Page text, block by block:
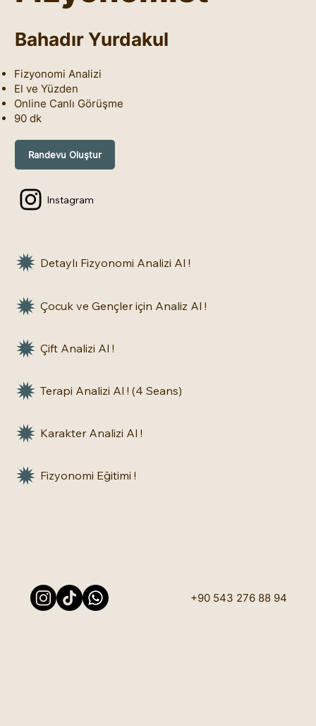
Bahadır Yurdakul
Fizyonomi Analizi
El ve Yüzden
Online Canlı Görüşme
90 dk
Randevu Oluştur
Instagram
Detaylı Fizyonomi Analizi Al !
Karakter Analizi Al !
Çocuk ve Gençler için Analiz Al !
Terapi Analizi Al ! (4 Seans)
Çift Analizi Al !
Fizyonomi Eğitimi !
+90 543 276 88 94